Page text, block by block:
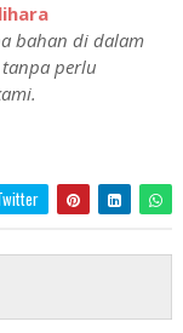
bahan di dalam
perlu